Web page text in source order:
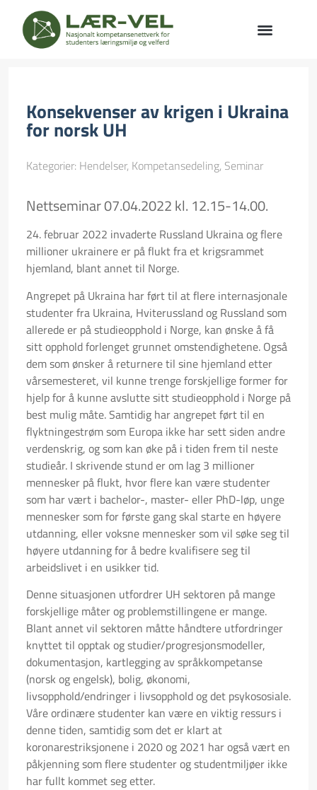
Konsekvenser av krigen i Ukraina
for norsk UH
Kategorier: Hendelser, Kompetansedeling, Seminar
Nettseminar 07.04.2022 kl. 12.15-14.00.
24. februar 2022 invaderte Russland Ukraina og flere
millioner ukrainere er på flukt fra et krigsrammet
hjemland, blant annet til Norge.
Angrepet på Ukraina har ført til at flere internasjonale
studenter fra Ukraina, Hviterussland og Russland som
allerede er på studieopphold i Norge, kan ønske å få
sitt opphold forlenget grunnet omstendighetene. Også
dem som ønsker å returnere til sine hjemland etter
vårsemesteret, vil kunne trenge forskjellige former for
hjelp for å kunne avslutte sitt studieopphold i Norge på
best mulig måte. Samtidig har angrepet ført til en
flyktningestrøm som Europa ikke har sett siden andre
verdenskrig, og som kan øke på i tiden frem til neste
studieår. I skrivende stund er om lag 3 millioner
mennesker på flukt, hvor flere kan være studenter
som har vært i bachelor-, master- eller PhD-løp, unge
mennesker som for første gang skal starte en høyere
utdanning, eller voksne mennesker som vil søke seg til
høyere utdanning for å bedre kvalifisere seg til
arbeidslivet i en usikker tid.
Denne situasjonen utfordrer UH sektoren på mange
forskjellige måter og problemstillingene er mange.
Blant annet vil sektoren måtte håndtere utfordringer
knyttet til opptak og studier/progresjonsmodeller,
dokumentasjon, kartlegging av språkkompetanse
(norsk og engelsk), bolig, økonomi,
livsopphold/endringer i livsopphold og det psykososiale.
Våre ordinære studenter kan være en viktig ressurs i
denne tiden, samtidig som det er klart at
koronarestriksjonene i 2020 og 2021 har også vært en
påkjenning som flere studenter og studentmiljøer ikke
har fullt kommet seg etter.